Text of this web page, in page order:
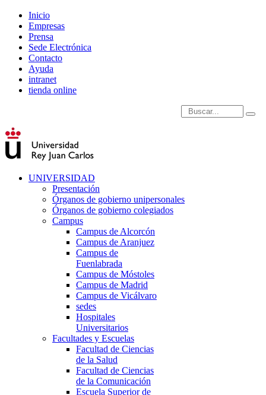
Inicio
Empresas
Prensa
Sede Electrónica
Contacto
Ayuda
intranet
tienda online
Introduce términos de
UNIVERSIDAD
Presentación
Órganos de gobierno unipersonales
Órganos de gobierno colegiados
Campus
Campus de Alcorcón
Campus de Aranjuez
Campus de
Fuenlabrada
Campus de Móstoles
Campus de Madrid
Campus de Vicálvaro
sedes
Hospitales
Universitarios
Facultades y Escuelas
Facultad de Ciencias
de la Salud
Facultad de Ciencias
de la Comunicación
Escuela Superior de